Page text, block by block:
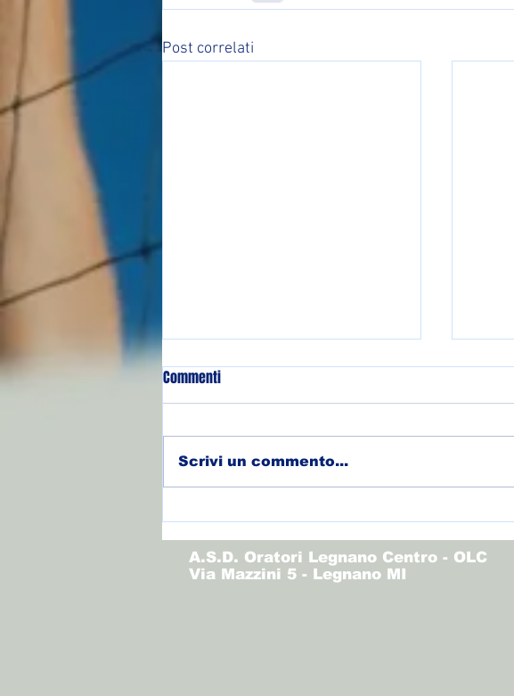
Post correlati
(Allievi) Torneo Olimpo - Finale
3/4
Commenti
Scrivi un commento...
A.S.D. Oratori Legnano Centro - OLC
Via Mazzini 5 - Legnano MI